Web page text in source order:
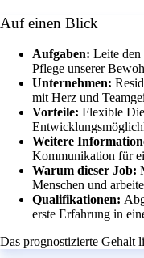
Auf einen Blick
Aufgaben: Leite den
Pflege unserer
Unternehmen:
mit Herz und
Vorteile: Flexible
Weitere
Kommunikation für
Warum dieser Job:
Menschen und
Qualifikationen:
erste Erfahrung in
Das prognostizierte Gehalt